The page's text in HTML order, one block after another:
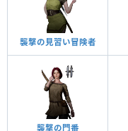
襲撃の見習い冒険者
襲撃の門番